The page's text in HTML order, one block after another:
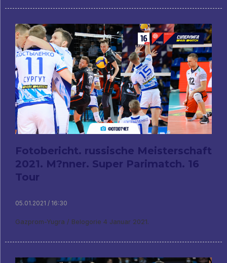
Fotobericht. russische Meisterschaft
2021. M?nner. Super Parimatch. 16
Tour
05.01.2021 / 16:30
Gazprom-Yugra / Belogorie 4 Januar 2021.